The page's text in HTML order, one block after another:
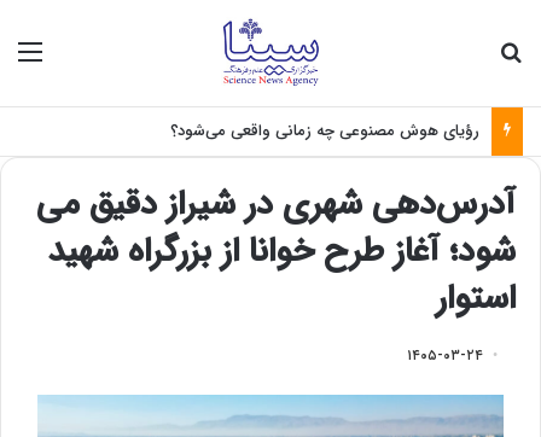
رؤیای هوش مصنوعی چه زمانی واقعی می‌شود؟
آدرس‌دهی شهری در شیراز دقیق می
شود؛ آغاز طرح خوانا از بزرگراه شهید
استوار
۱۴۰۵-۰۳-۲۴